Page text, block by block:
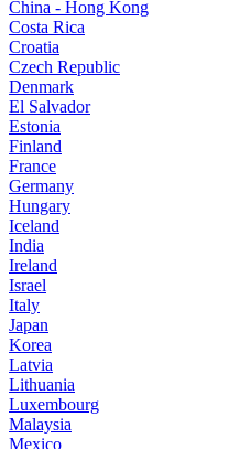
China - Hong Kong
Costa Rica
Croatia
Czech Republic
Denmark
El Salvador
Estonia
Finland
France
Germany
Hungary
Iceland
India
Ireland
Israel
Italy
Japan
Korea
Latvia
Lithuania
Luxembourg
Malaysia
Mexico